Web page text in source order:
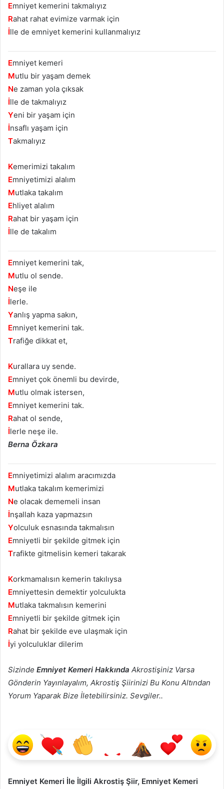
Emniyet kemerini takmalıyız
Rahat rahat evimize varmak için
İlle de emniyet kemerini kullanmalıyız
Emniyet kemeri
Mutlu bir yaşam demek
Ne zaman yola çıksak
İlle de takmalıyız
Yeni bir yaşam için
İnsaflı yaşam için
Takmalıyız
Kemerimizi takalım
Emniyetimizi alalım
Mutlaka takalım
Ehliyet alalım
Rahat bir yaşam için
İlle de takalım
Emniyet kemerini tak,
Mutlu ol sende.
Neşe ile
İlerle.
Yanlış yapma sakın,
Emniyet kemerini tak.
Trafiğe dikkat et,
Kurallara uy sende.
Emniyet çok önemli bu devirde,
Mutlu olmak istersen,
Emniyet kemerini tak.
Rahat ol sende,
İlerle neşe ile.
Berna Özkara
Emniyetimizi alalım aracımızda
Mutlaka takalım kemerimizi
Ne olacak dememeli insan
İnşallah kaza yapmazsın
Yolculuk esnasında takmalısın
Emniyetli bir şekilde gitmek için
Trafikte gitmelisin kemeri takarak
Korkmamalısın kemerin takılıysa
Emniyettesin demektir yolculukta
Mutlaka takmalısın kemerini
Emniyetli bir şekilde gitmek için
Rahat bir şekilde eve ulaşmak için
İyi yolculuklar dilerim
Sizinde Emniyet Kemeri Hakkında Akrostişiniz Varsa
Gönderin Yayınlayalım, Akrostiş Şiirinizi Bu Konu Altından
Yorum Yaparak Bize İletebilirsiniz. Sevgiler..
Emniyet Kemeri İle İlgili Akrostiş Şiir, Emniyet Kemeri